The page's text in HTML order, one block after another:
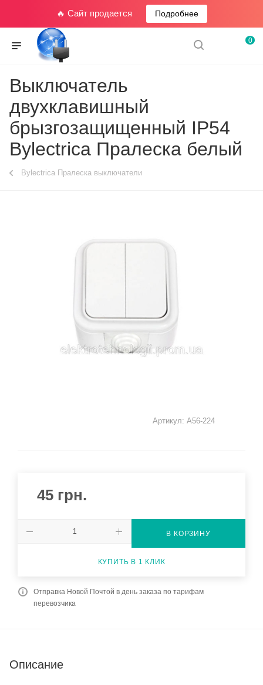
🔥 Сайт продается Подробнее
0
Выключатель
двухклавишный
брызгозащищенный IP54
Bylectrica Пралеска белый
Bylectrica Пралеска выключатели
Артикул: А56-224
45 грн.
В КОРЗИНУ
КУПИТЬ В 1 КЛИК
Отправка Новой Почтой в день заказа по тарифам
перевозчика
Описание